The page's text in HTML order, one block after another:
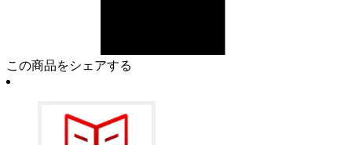
この商品をシェアする